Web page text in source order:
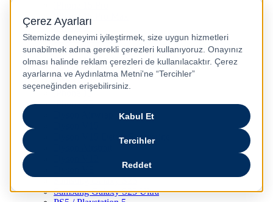
iPhone 15 Pro Max
iPhone 14
iPhone 14 Plus
iPhone 14 Pro
iPhone 14 Pro Max
iPhone 13
iPhone 12
iPhone 11
iPhone SE
Dyson V15 Detect Submarine
Samsung Galaxy S25
Samsung Galaxy S25 Ultra